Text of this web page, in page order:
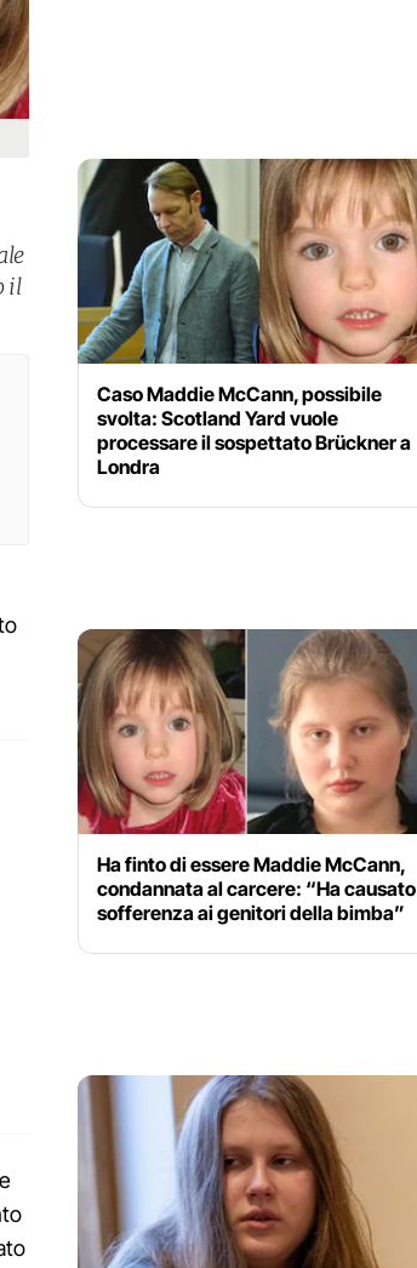
il
Caso Maddie McCann, possibile
svolta: Scotland Yard vuole
processare il sospettato Brückner a
Londra
Ha finto di essere Maddie McCann,
condannata al carcere: “Ha causato
sofferenza ai genitori della bimba”